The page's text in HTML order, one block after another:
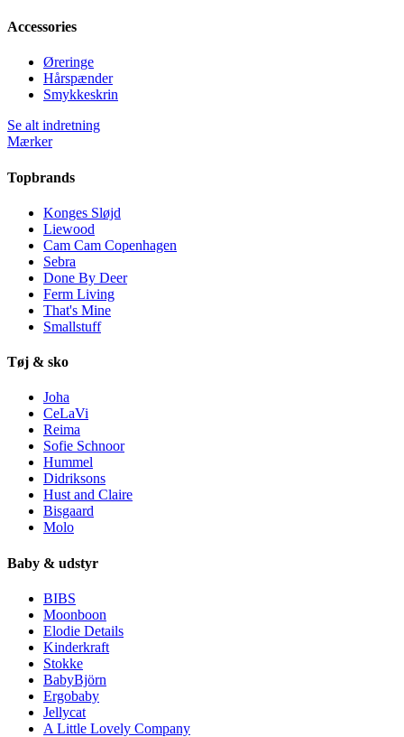
Accessories
Øreringe
Hårspænder
Smykkeskrin
Se alt indretning
Mærker
Topbrands
Konges Sløjd
Liewood
Cam Cam Copenhagen
Sebra
Done By Deer
Ferm Living
That's Mine
Smallstuff
Tøj & sko
Joha
CeLaVi
Reima
Sofie Schnoor
Hummel
Didriksons
Hust and Claire
Bisgaard
Molo
Baby & udstyr
BIBS
Moonboon
Elodie Details
Kinderkraft
Stokke
BabyBjörn
Ergobaby
Jellycat
A Little Lovely Company